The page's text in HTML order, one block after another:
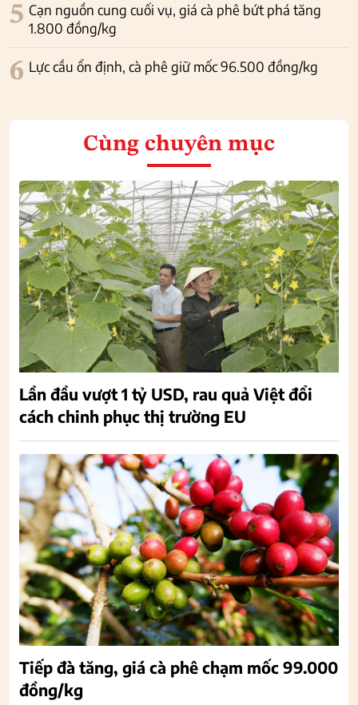
5 Cạn nguồn cung cuối vụ, giá cà phê bứt phá tăng
1.800 đồng/kg
6 Lực cầu ổn định, cà phê giữ mốc 96.500 đồng/kg
Cùng chuyên mục
Lần đầu vượt 1 tỷ USD, rau quả Việt đổi
cách chinh phục thị trường EU
Tiếp đà tăng, giá cà phê chạm mốc 99.000
đồng/kg